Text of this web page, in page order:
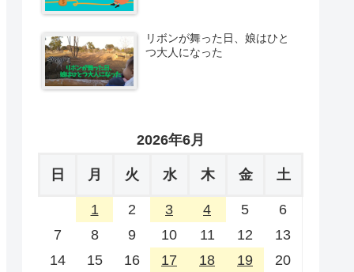
リボンが舞った日、娘はひと
つ大人になった
2026年6月
日 月 火 水 木 金 土
1 2 3 4 5
6
7
8 9 10 11 12
13
14
15 16 17 18 19
20